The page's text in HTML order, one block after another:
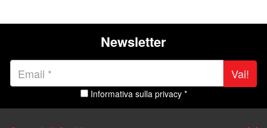
Newsletter
Vai!
Informativa sulla privacy *